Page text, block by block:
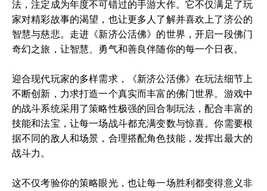
法，注定成为年度不可错过的手游大作。它不仅满足了玩
家对精彩故事的渴望，也让更多人了解并喜欢上了济公的
智慧与慈悲。走进《新济公活佛》的世界，开启一段佛门
奇幻之旅，让智慧、勇气和善良伴随你的每一个日夜。
迎合现代玩家的多样需求，《新济公活佛》在玩法细节上
不断创新，力求打造一个真实而丰富的佛门世界。游戏中
的战斗系统采用了策略性极强的回合制玩法，配合丰富的
技能和法宝，让每一场战斗都充满变数与惊喜。你需要根
据不同的敌人和场景，合理搭配角色技能，发挥出最大的
战斗力。
这不仅考验你的策略眼光，也让每一场胜利都变得意义非